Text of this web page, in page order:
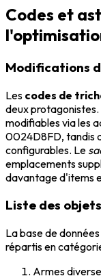
Codes et
Modifications
Les codes de
deux
modifiables via les
0024D8FD, tandis
configurables. Le
emplacements
davantage d'items
Liste des
La base de
répartis en
Armes